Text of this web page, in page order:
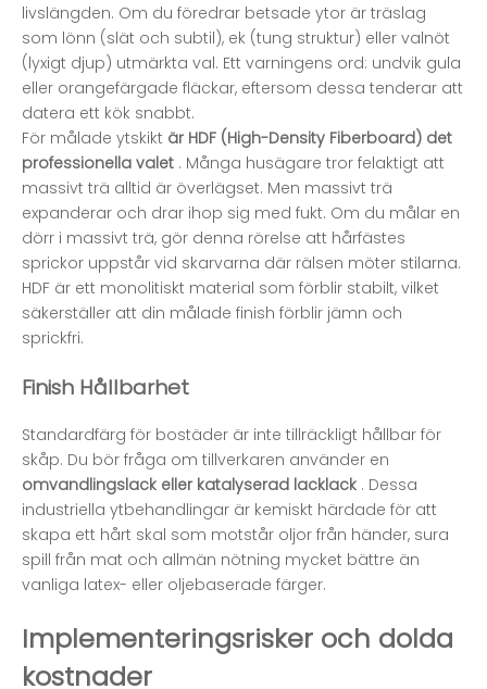
livslängden. Om du föredrar betsade ytor är träslag
som lönn (slät och subtil), ek (tung struktur) eller valnöt
(lyxigt djup) utmärkta val. Ett varningens ord: undvik gula
eller orangefärgade fläckar, eftersom dessa tenderar att
datera ett kök snabbt.
För målade ytskikt är HDF (High-Density Fiberboard) det
professionella valet . Många husägare tror felaktigt att
massivt trä alltid är överlägset. Men massivt trä
expanderar och drar ihop sig med fukt. Om du målar en
dörr i massivt trä, gör denna rörelse att hårfästes
sprickor uppstår vid skarvarna där rälsen möter stilarna.
HDF är ett monolitiskt material som förblir stabilt, vilket
säkerställer att din målade finish förblir jämn och
sprickfri.
Finish Hållbarhet
Standardfärg för bostäder är inte tillräckligt hållbar för
skåp. Du bör fråga om tillverkaren använder en
omvandlingslack eller katalyserad lacklack . Dessa
industriella ytbehandlingar är kemiskt härdade för att
skapa ett hårt skal som motstår oljor från händer, sura
spill från mat och allmän nötning mycket bättre än
vanliga latex- eller oljebaserade färger.
Implementeringsrisker och dolda
kostnader